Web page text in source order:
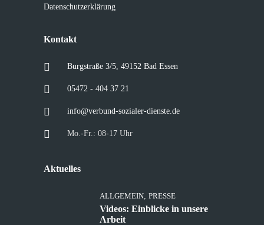
Datenschutzerklärung
Kontakt
Burgstraße 3/5, 49152 Bad Essen
05472 - 404 37 21
info@verbund-sozialer-dienste.de
Mo.-Fr.: 08-17 Uhr
Aktuelles
ALLGEMEIN, PRESSE
Videos: Einblicke in unsere
Arbeit